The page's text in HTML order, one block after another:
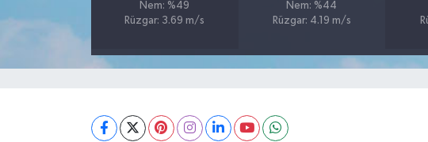
Nem: %49
Rüzgar: 3.69 m/s
Nem: %44
Rüzgar: 4.19 m/s